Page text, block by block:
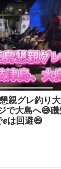
親グレ釣り
で大島へ😅
は回避😄